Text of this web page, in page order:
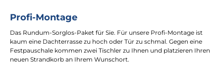
Profi-Montage
Das Rundum-Sorglos-Paket für Sie. Für unsere Profi-Montage ist
kaum eine Dachterrasse zu hoch oder Tür zu schmal. Gegen eine
Festpauschale kommen zwei Tischler zu Ihnen und platzieren Ihren
neuen Strandkorb an Ihrem Wunschort.